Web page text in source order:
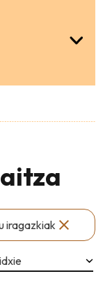
iragazkiak